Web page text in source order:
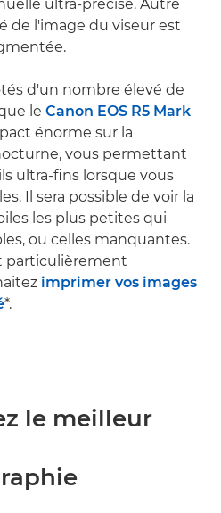
ultra-précise. Autre
de l'image du viseur est
d'un nombre élevé de
le Canon EOS R5 Mark
énorme sur la
vous permettant
ultra-fins lorsque vous
Il sera possible de voir la
les plus petites qui
ou celles manquantes.
particulièrement
imprimer vos images
*.
le meilleur